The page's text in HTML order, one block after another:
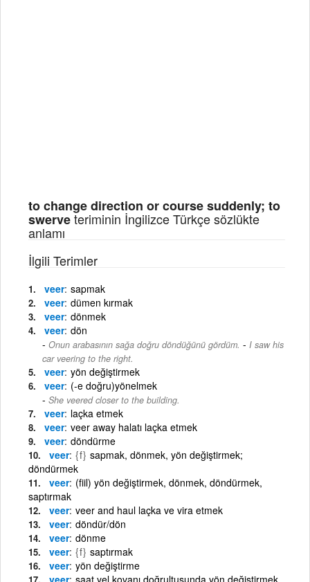
to change direction or course suddenly; to
swerveteriminin İngilizce Türkçe sözlükte
anlamı
İlgili Terimler
veer sapmak
veer dümen kırmak
veer dönmek
veer dön
Onun arabasının sağa doğru döndüğünü gördüm. - I saw his
car veering to the right.
veer yön değiştirmek
veer (-e doğru)yönelmek
She veered closer to the building.
veer laçka etmek
veer veer away halatı laçka etmek
veer döndürme
veer {f} sapmak, dönmek, yön değiştirmek;
döndürmek
veer (fiil) yön değiştirmek, dönmek, döndürmek,
saptırmak
veer veer and haul laçka ve vira etmek
veer döndür/dön
veer dönme
veer {f} saptırmak
veer yön değiştirme
veer saat yel kovanı doğrultusunda yön değiştirmek